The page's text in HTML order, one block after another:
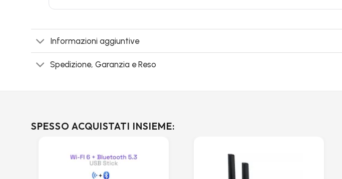
Informazioni aggiuntive
Spedizione, Garanzia e Reso
SPESSO ACQUISTATI INSIEME: